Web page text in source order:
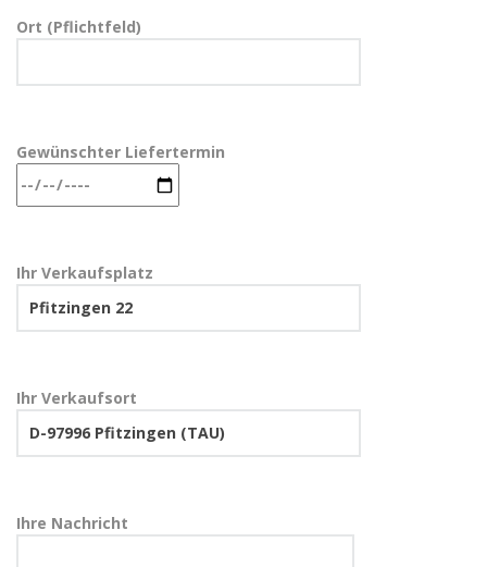
Ort (Pflichtfeld)
Gewünschter Liefertermin
Ihr Verkaufsplatz
Ihr Verkaufsort
Ihre Nachricht